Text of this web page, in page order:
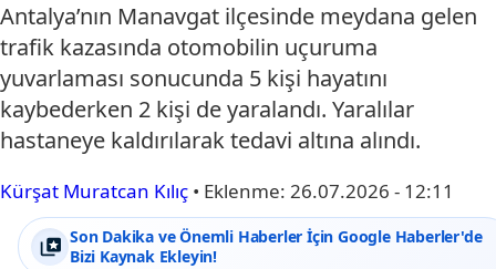
Antalya’nın Manavgat ilçesinde meydana gelen
trafik kazasında otomobilin uçuruma
yuvarlaması sonucunda 5 kişi hayatını
kaybederken 2 kişi de yaralandı. Yaralılar
hastaneye kaldırılarak tedavi altına alındı.
Kürşat Muratcan Kılıç • Eklenme: 26.07.2026 - 12:11
Son Dakika ve Önemli Haberler İçin Google Haberler'de
Bizi Kaynak Ekleyin!